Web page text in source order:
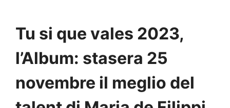
Tu si que vales 2023,
l’Album: stasera 25
novembre il meglio del